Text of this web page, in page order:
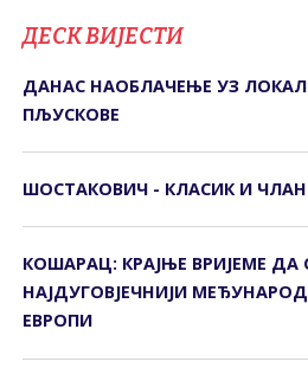
ДЕСК ВИЈЕСТИ
ДАНАС НАОБЛАЧЕЊЕ УЗ
ПЉУСКОВЕ
ШОСТАКОВИЧ - КЛАСИК И
КОШАРАЦ: КРАЈЊЕ ВРИЈЕМЕ ДА
НАЈДУГОВЈЕЧНИЈИ
ЕВРОПИ